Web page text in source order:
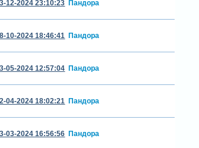
12-2024 23:10:23 Пандора
10-2024 18:46:41 Пандора
05-2024 12:57:04 Пандора
04-2024 18:02:21 Пандора
03-2024 16:56:56 Пандора